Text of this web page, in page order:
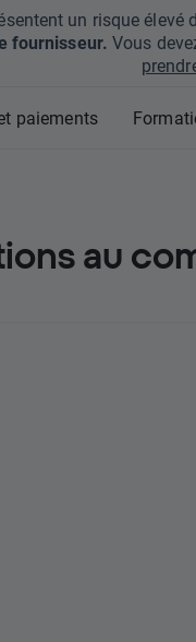
un risque
fournisseur. Vous
paiements
au